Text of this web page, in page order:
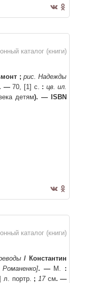
каталог (книги)
; рис. Надежды
—70, [1] с. : цв. ил.
детям). —
ISBN
каталог (книги)
/ Константин
. —М. :
портр. ; 17см. —